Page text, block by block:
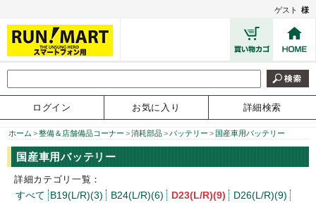
ゲスト 様
ログイン お気に入り 詳細検索
ホーム >整備＆店舗備品コーナー >消耗部品>バッテリー > 国産車用バッテリー
国産車用バッテリー
詳細カテゴリ一覧：
すべて B19(L/R)(3) B24(L/R)(6) D23(L/R)(9)
D26(L/R)(9)